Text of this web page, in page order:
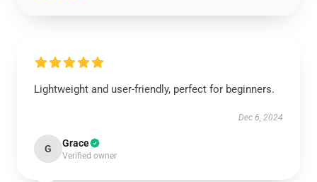
Lightweight and user-friendly, perfect for beginners.
Dec 6, 2024
G Grace
Verified owner